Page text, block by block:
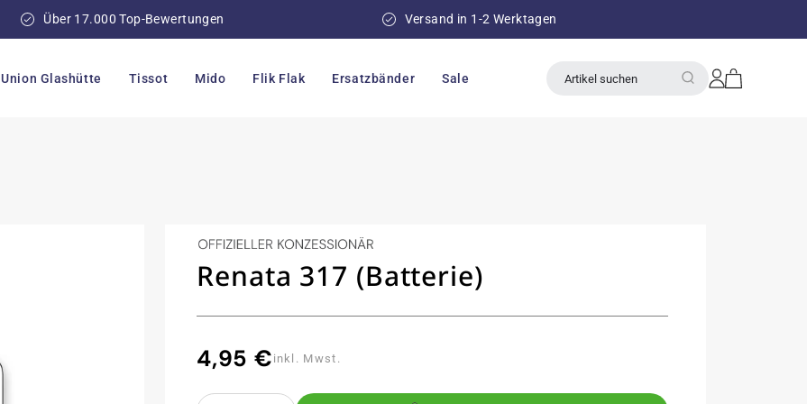
Über 17.000 Top-Bewertungen Versand in 1-2 Werktagen
Union Glashütte Tissot Mido Flik Flak Ersatzbänder Sale Artikel suchen Einloggen
Warenkorb
Renata 317 (Batterie)
Normaler
4,95 € inkl. Mwst.